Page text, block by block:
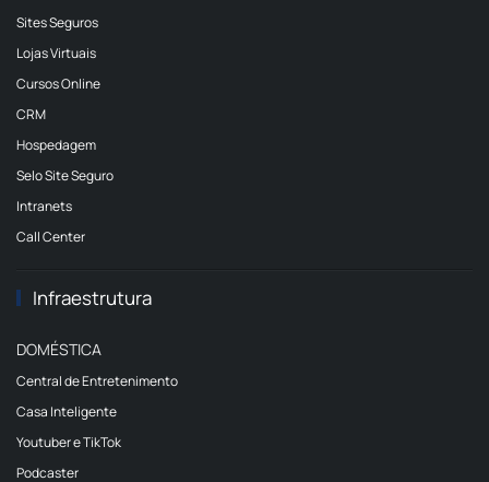
Sites Seguros
Lojas Virtuais
Cursos Online
CRM
Hospedagem
Selo Site Seguro
Intranets
Call Center
Infraestrutura
DOMÉSTICA
Central de Entretenimento
Casa Inteligente
Youtuber e TikTok
Podcaster